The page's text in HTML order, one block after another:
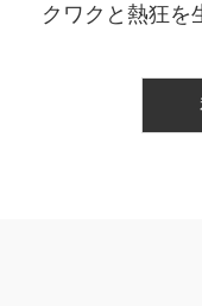
クワクと熱狂を